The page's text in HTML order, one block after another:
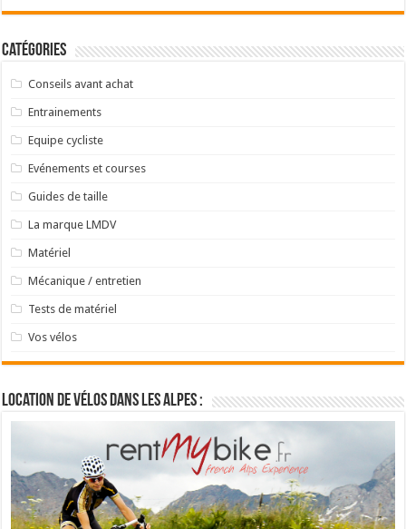
Catégories
Conseils avant achat
Entrainements
Equipe cycliste
Evénements et courses
Guides de taille
La marque LMDV
Matériel
Mécanique / entretien
Tests de matériel
Vos vélos
Location de vélos dans les Alpes :